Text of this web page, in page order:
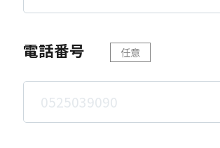
電話番号 任意